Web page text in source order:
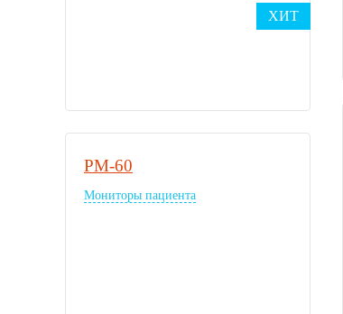
ХИТ
PM-60
Мониторы пациента